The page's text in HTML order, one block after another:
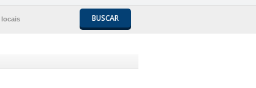
locais BUSCAR